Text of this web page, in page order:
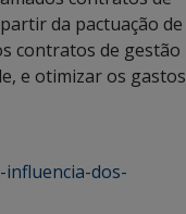
da pactuação de
contratos de gestão
e otimizar os gastos
dos-